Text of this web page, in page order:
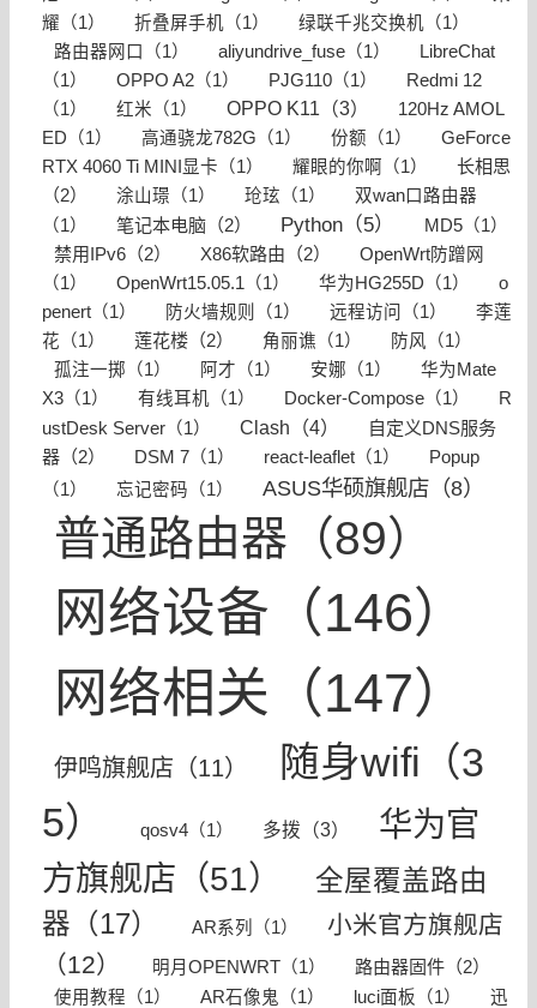
耀（1）
折叠屏手机（1）
绿联千兆交换机（1）
路由器网口（1）
aliyundrive_fuse（1）
LibreChat
（1）
OPPO A2（1） PJG110（1）
Redmi 12
（1）
红米（1） OPPO K11（3）
120Hz AMOL
ED（1）
高通骁龙782G（1） 份额（1）
GeForce
RTX 4060 Ti MINI显卡（1）
耀眼的你啊（1）
长相思
（2）
涂山璟（1） 玱玹（1）
双wan口路由器
（1）
笔记本电脑（2） Python（5） MD5（1）
禁用IPv6（2） X86软路由（2）
OpenWrt防蹭网
（1）
OpenWrt15.05.1（1） 华为HG255D（1）
o
penert（1）
防火墙规则（1） 远程访问（1）
李莲
花（1）
莲花楼（2） 角丽谯（1）
防风（1）
孤注一掷（1）
阿才（1） 安娜（1）
华为Mate
X3（1）
有线耳机（1） Docker-Compose（1）
R
ustDesk Server（1）
Clash（4）
自定义DNS服务
器（2）
DSM 7（1） react-leaflet（1）
Popup
（1）
忘记密码（1） ASUS华硕旗舰店（8）
普通路由器（89）
网络设备（146）
网络相关（147）
伊鸣旗舰店（11）
随身wifi（3
5）
qosv4（1） 多拨（3）
华为官
方旗舰店（51）
全屋覆盖路由
器（17）
AR系列（1）
小米官方旗舰店
（12）
明月OPENWRT（1） 路由器固件（2）
使用教程（1） AR石像鬼（1） luci面板（1） 迅